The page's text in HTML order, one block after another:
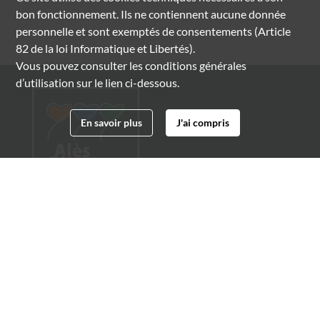
bon fonctionnement. Ils ne contiennent aucune donnée
personnelle et sont exemptés de consentements (Article
82 de la loi Informatique et Libertés).
Vous pouvez consulter les conditions générales
d’utilisation sur le lien ci-dessous.
En savoir plus J'ai compris